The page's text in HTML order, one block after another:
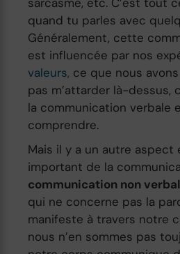
quand tu parles avec
Généralement, cette
est influencée par nos
valeurs, ce que nous
pas m’attarder là-dessus,
la communication verbale
comprendre.
Mais il y a un autre aspect
important de la
communication non
qui ne concerne pas la
manifeste à travers notre
nous n’en sommes pas